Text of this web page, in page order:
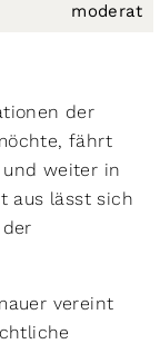
moderat
der
fährt
und weiter in
aus lässt sich
vereint